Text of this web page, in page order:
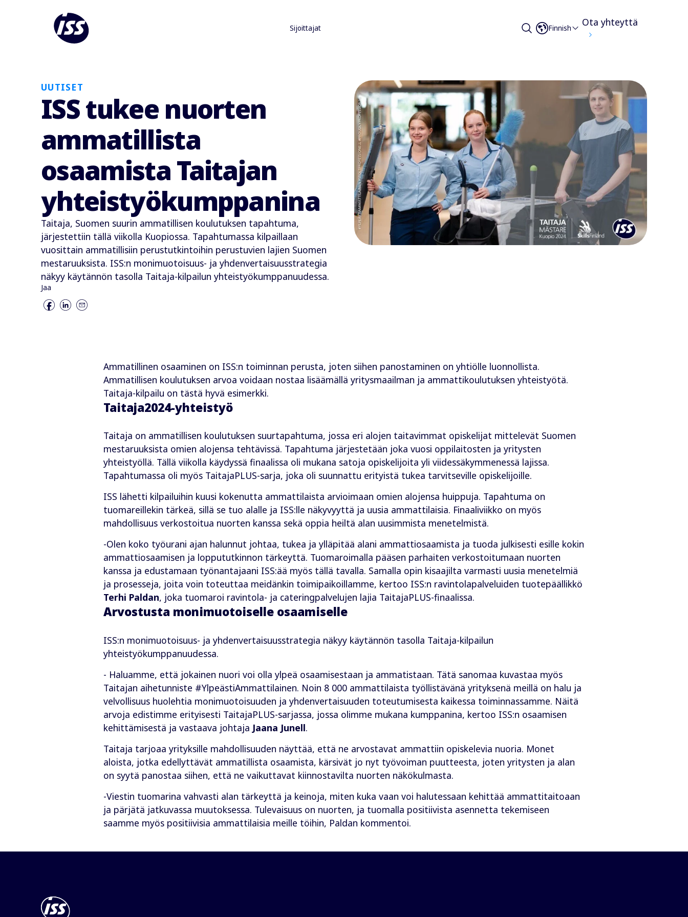
Sijoittajat Finnish Ota yhteyttä
UUTISET
ISS tukee nuorten
ammatillista
osaamista Taitajan
yhteistyökumppanina
Taitaja, Suomen suurin ammatillisen koulutuksen tapahtuma,
järjestettiin tällä viikolla Kuopiossa. Tapahtumassa kilpaillaan
vuosittain ammatillisiin perustutkintoihin perustuvien lajien Suomen
mestaruuksista. ISS:n monimuotoisuus- ja yhdenvertaisuusstrategia
näkyy käytännön tasolla Taitaja-kilpailun yhteistyökumppanuudessa.
Jaa
Ammatillinen osaaminen on ISS:n toiminnan perusta, joten siihen panostaminen on yhtiölle luonnollista.
Ammatillisen koulutuksen arvoa voidaan nostaa lisäämällä yritysmaailman ja ammattikoulutuksen yhteistyötä.
Taitaja-kilpailu on tästä hyvä esimerkki.
Taitaja2024-yhteistyö
Taitaja on ammatillisen koulutuksen suurtapahtuma, jossa eri alojen taitavimmat opiskelijat mittelevät Suomen
mestaruuksista omien alojensa tehtävissä. Tapahtuma järjestetään joka vuosi oppilaitosten ja yritysten
yhteistyöllä. Tällä viikolla käydyssä finaalissa oli mukana satoja opiskelijoita yli viidessäkymmenessä lajissa.
Tapahtumassa oli myös TaitajaPLUS-sarja, joka oli suunnattu erityistä tukea tarvitseville opiskelijoille.
ISS lähetti kilpailuihin kuusi kokenutta ammattilaista arvioimaan omien alojensa huippuja. Tapahtuma on
tuomareillekin tärkeä, sillä se tuo alalle ja ISS:lle näkyvyyttä ja uusia ammattilaisia. Finaaliviikko on myös
mahdollisuus verkostoitua nuorten kanssa sekä oppia heiltä alan uusimmista menetelmistä.
-Olen koko työurani ajan halunnut johtaa, tukea ja ylläpitää alani ammattiosaamista ja tuoda julkisesti esille kokin
ammattiosaamisen ja loppututkinnon tärkeyttä. Tuomaroimalla pääsen parhaiten verkostoitumaan nuorten
kanssa ja edustamaan työnantajaani ISS:ää myös tällä tavalla. Samalla opin kisaajilta varmasti uusia menetelmiä
ja prosesseja, joita voin toteuttaa meidänkin toimipaikoillamme, kertoo ISS:n ravintolapalveluiden tuotepäällikkö
Terhi Paldan, joka tuomaroi ravintola- ja cateringpalvelujen lajia TaitajaPLUS-finaalissa.
Arvostusta monimuotoiselle osaamiselle
ISS:n monimuotoisuus- ja yhdenvertaisuusstrategia näkyy käytännön tasolla Taitaja-kilpailun
yhteistyökumppanuudessa.
- Haluamme, että jokainen nuori voi olla ylpeä osaamisestaan ja ammatistaan. Tätä sanomaa kuvastaa myös
Taitajan aihetunniste #YlpeästiAmmattilainen. Noin 8 000 ammattilaista työllistävänä yrityksenä meillä on halu ja
velvollisuus huolehtia monimuotoisuuden ja yhdenvertaisuuden toteutumisesta kaikessa toiminnassamme. Näitä
arvoja edistimme erityisesti TaitajaPLUS-sarjassa, jossa olimme mukana kumppanina, kertoo ISS:n osaamisen
kehittämisestä ja vastaava johtaja Jaana Junell.
Taitaja tarjoaa yrityksille mahdollisuuden näyttää, että ne arvostavat ammattiin opiskelevia nuoria. Monet
aloista, jotka edellyttävät ammatillista osaamista, kärsivät jo nyt työvoiman puutteesta, joten yritysten ja alan
on syytä panostaa siihen, että ne vaikuttavat kiinnostavilta nuorten näkökulmasta.
-Viestin tuomarina vahvasti alan tärkeyttä ja keinoja, miten kuka vaan voi halutessaan kehittää ammattitaitoaan
ja pärjätä jatkuvassa muutoksessa. Tulevaisuus on nuorten, ja tuomalla positiivista asennetta tekemiseen
saamme myös positiivisia ammattilaisia meille töihin, Paldan kommentoi.